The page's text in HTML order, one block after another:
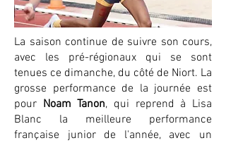
La saison continue de suivre son cours,
avec les pré-régionaux qui se sont
tenues ce dimanche, du côté de Niort. La
grosse performance de la journée est
pour Noam Tanon, qui reprend à Lisa
Blanc la meilleure performance
française junior de l'année, avec un